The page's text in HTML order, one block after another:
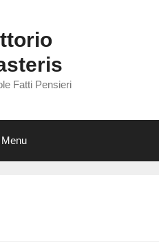
Fatti Pensieri
Menu